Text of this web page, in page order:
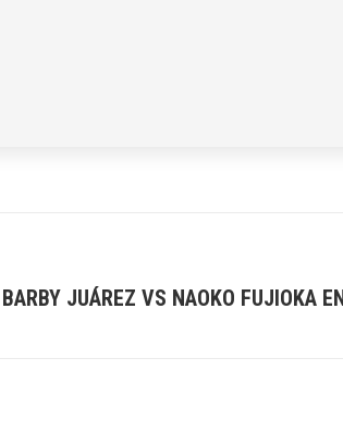
BARBY JUÁREZ VS NAOKO FUJIOKA